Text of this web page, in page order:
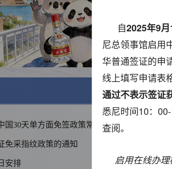
查看更多
国30天单方面免签政策常见问
免采指纹政策的通知
安排 2025-12-16
自2025年9月
尼总领事馆启用
华普通签证的申
线上填写申请表
通过不表示签证
悉尼时间10：
查阅。
启用在线办